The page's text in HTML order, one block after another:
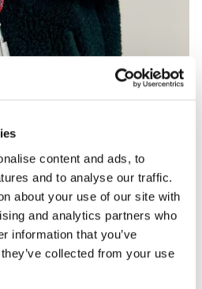
content and ads, to
and to analyse our traffic.
about your use of our site with
and analytics partners who
information that you’ve
collected from your use